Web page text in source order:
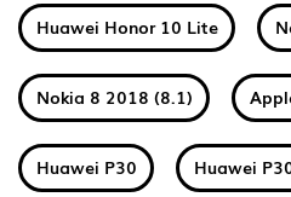
Huawei Honor 10 Lite
Nokia 8 2018 (8.1)
Huawei P30 Huawei